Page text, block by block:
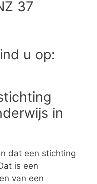
37
u op:
in
dat een stichting
is een
van een